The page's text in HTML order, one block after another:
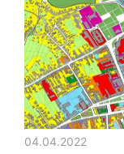
04.04.2022